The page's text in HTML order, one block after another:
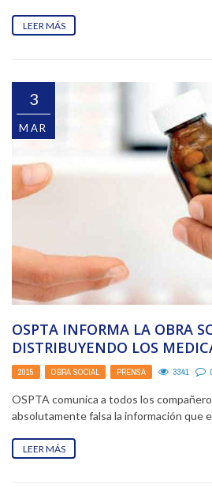
LEER MÁS
3
MAR
OSPTA INFORMA LA OBRA
DISTRIBUYENDO LOS
BASE EZEIZA, COMO LO ...
2015 OBRA SOCIAL PRENSA 3341
OSPTA comunica a todos los
absolutamente falsa la información que
LEER MÁS